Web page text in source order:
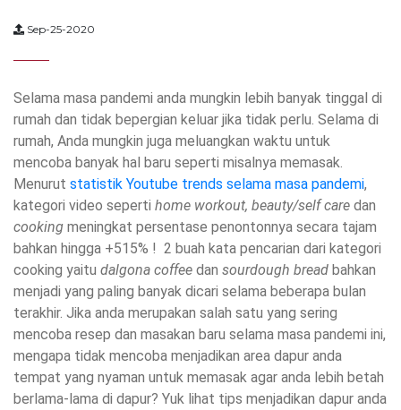
Sep-25-2020
Selama masa pandemi anda mungkin lebih banyak tinggal di
rumah dan tidak bepergian keluar jika tidak perlu. Selama di
rumah, Anda mungkin juga meluangkan waktu untuk
mencoba banyak hal baru seperti misalnya memasak.
Menurut statistik Youtube trends selama masa pandemi,
kategori video seperti home workout, beauty/self care dan
cooking meningkat persentase penontonnya secara tajam
bahkan hingga +515% ! 2 buah kata pencarian dari kategori
cooking yaitu dalgona coffee dan sourdough bread bahkan
menjadi yang paling banyak dicari selama beberapa bulan
terakhir. Jika anda merupakan salah satu yang sering
mencoba resep dan masakan baru selama masa pandemi ini,
mengapa tidak mencoba menjadikan area dapur anda
tempat yang nyaman untuk memasak agar anda lebih betah
berlama-lama di dapur? Yuk lihat tips menjadikan dapur anda